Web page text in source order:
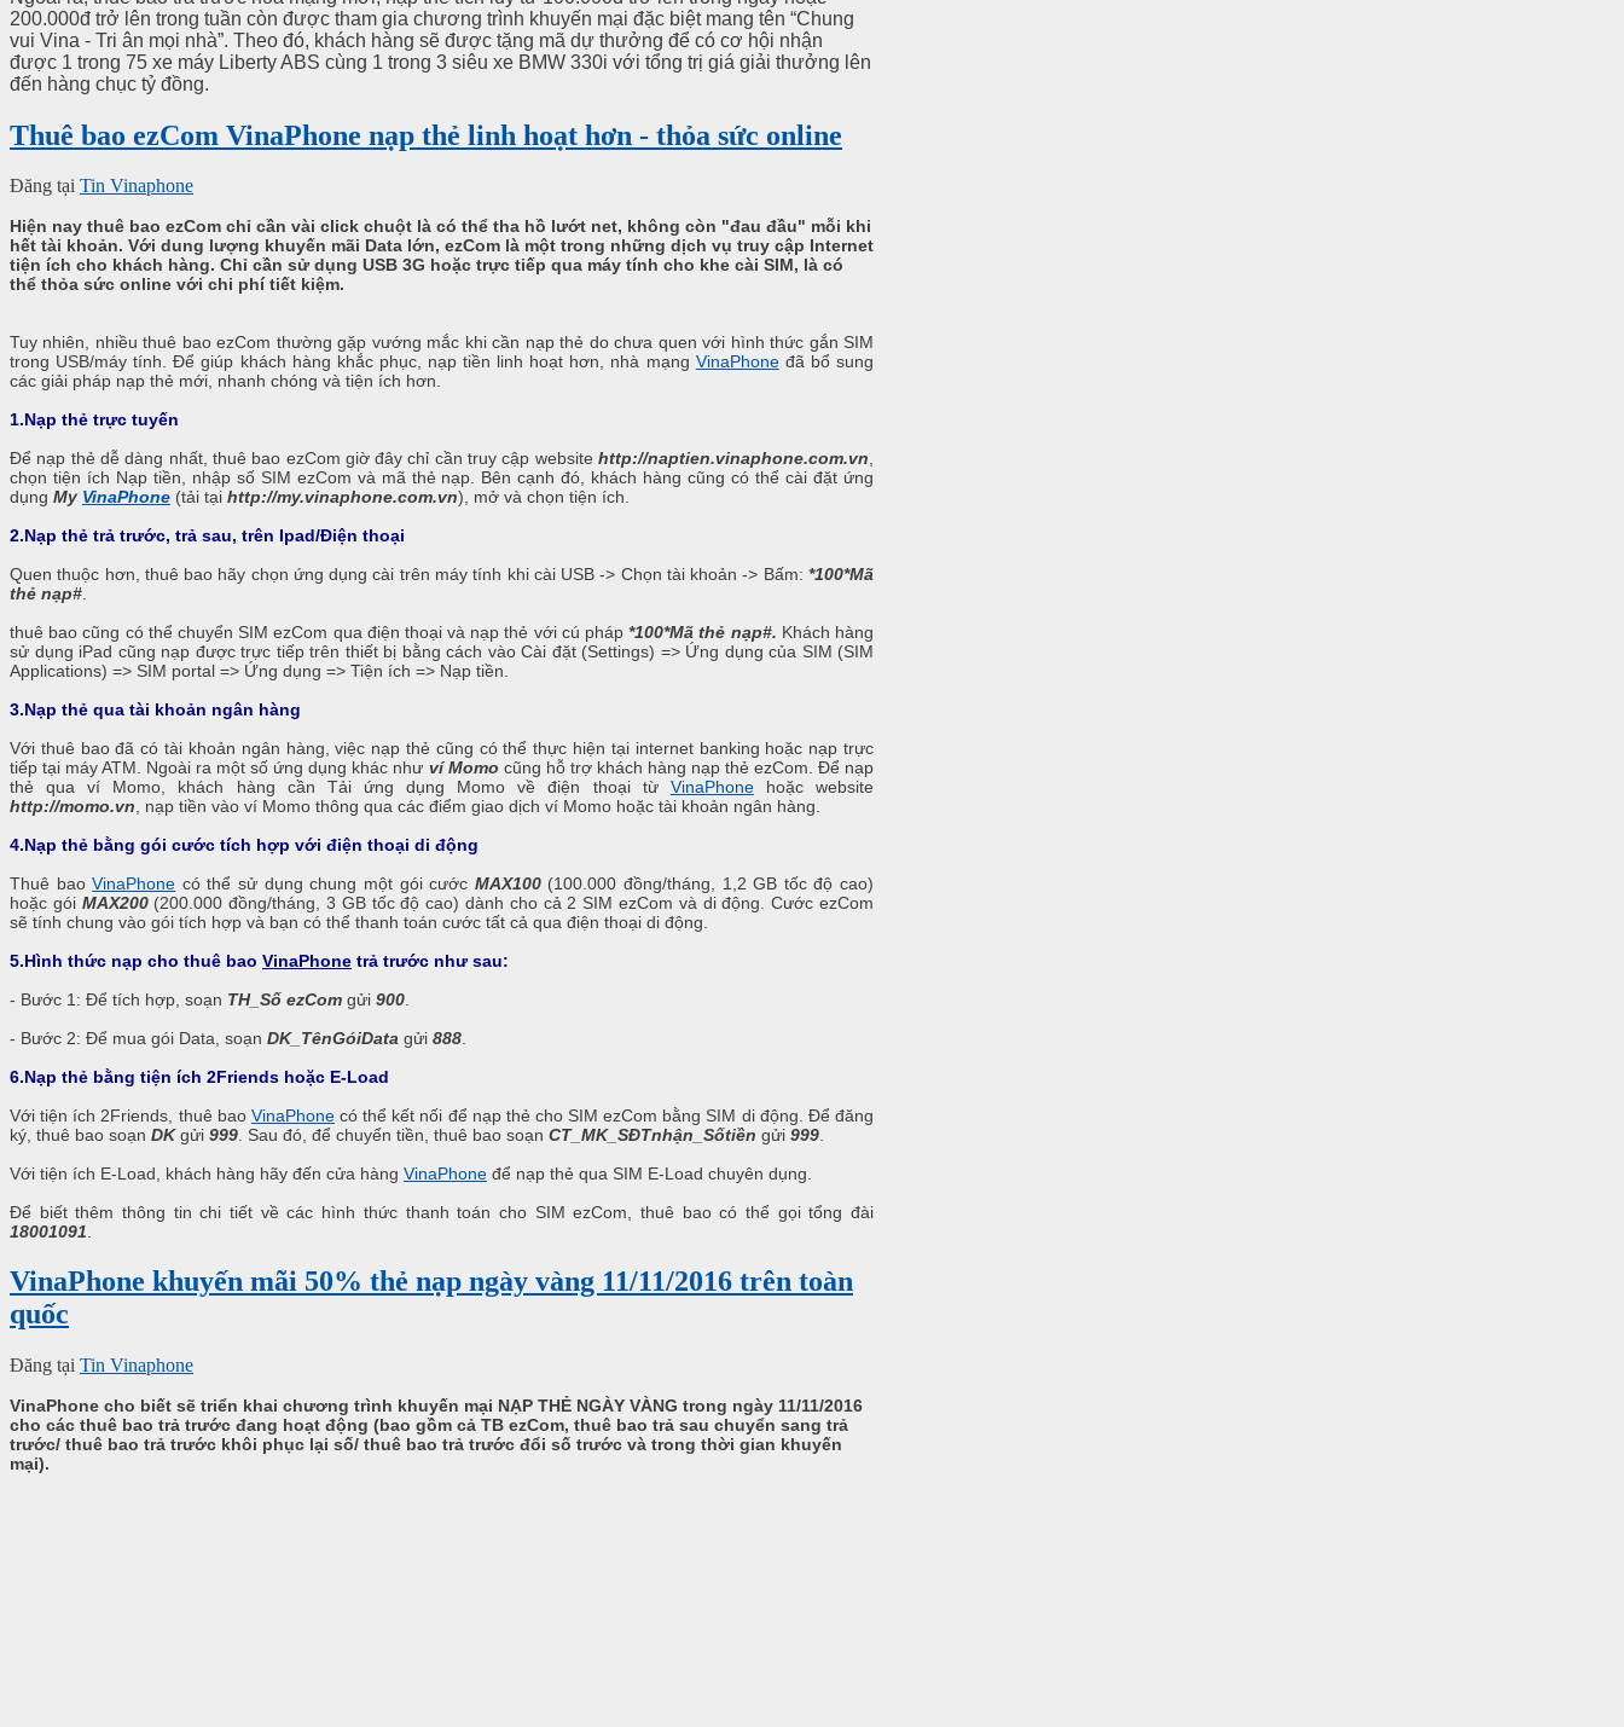
200.000đ trở lên trong tuần còn được tham gia chương trình khuyến mại đặc biệt mang tên “Chung
vui Vina - Tri ân mọi nhà”. Theo đó, khách hàng sẽ được tặng mã dự thưởng để có cơ hội nhận
được 1 trong 75 xe máy Liberty ABS cùng 1 trong 3 siêu xe BMW 330i với tổng trị giá giải thưởng lên
đến hàng chục tỷ đồng.
Thuê bao ezCom VinaPhone nạp thẻ linh hoạt hơn - thỏa sức online
Đăng tại Tin Vinaphone
Hiện nay thuê bao ezCom chỉ cần vài click chuột là có thể tha hồ lướt net, không còn "đau đầu" mỗi khi
hết tài khoản. Với dung lượng khuyến mãi Data lớn, ezCom là một trong những dịch vụ truy cập Internet
tiện ích cho khách hàng. Chỉ cần sử dụng USB 3G hoặc trực tiếp qua máy tính cho khe cài SIM, là có
thể thỏa sức online với chi phí tiết kiệm.
Tuy nhiên, nhiều thuê bao ezCom thường gặp vướng mắc khi cần nạp thẻ do chưa quen với hình thức gắn SIM
trong USB/máy tính. Để giúp khách hàng khắc phục, nạp tiền linh hoạt hơn, nhà mạng VinaPhoneđã bổ sung
các giải pháp nạp thẻ mới, nhanh chóng và tiện ích hơn.
1.Nạp thẻ trực tuyến
Để nạp thẻ dễ dàng nhất, thuê bao ezCom giờ đây chỉ cần truy cập website http://naptien.vinaphone.com.vn,
chọn tiện ích Nạp tiền, nhập số SIM ezCom và mã thẻ nạp. Bên cạnh đó, khách hàng cũng có thể cài đặt ứng
dụng My VinaPhone (tải tại http://my.vinaphone.com.vn), mở và chọn tiện ích.
2.Nạp thẻ trả trước, trả sau, trên Ipad/Điện thoại
Quen thuộc hơn, thuê bao hãy chọn ứng dụng cài trên máy tính khi cài USB -> Chọn tài khoản -> Bấm: *100*Mã
thẻ nạp#.
thuê bao cũng có thể chuyển SIM ezCom qua điện thoại và nạp thẻ với cú pháp*100*Mã thẻ nạp#. Khách hàng
sử dụng iPad cũng nạp được trực tiếp trên thiết bị bằng cách vào Cài đặt (Settings) => Ứng dụng của SIM (SIM
Applications) => SIM portal => Ứng dụng => Tiện ích => Nạp tiền.
3.Nạp thẻ qua tài khoản ngân hàng
Với thuê bao đã có tài khoản ngân hàng, việc nạp thẻ cũng có thể thực hiện tại internet banking hoặc nạp trực
tiếp tại máy ATM. Ngoài ra một số ứng dụng khác như ví Momo cũng hỗ trợ khách hàng nạp thẻ ezCom. Để nạp
thẻ qua ví Momo, khách hàng cần Tải ứng dụng Momo về điện thoại từ VinaPhonehoặc website
http://momo.vn, nạp tiền vào ví Momo thông qua các điểm giao dịch ví Momo hoặc tài khoản ngân hàng.
4.Nạp thẻ bằng gói cước tích hợp với điện thoại di động
Thuê baoVinaPhone có thể sử dụng chung một gói cước MAX100(100.000 đồng/tháng, 1,2 GB tốc độ cao)
hoặc gói MAX200(200.000 đồng/tháng, 3 GB tốc độ cao) dành cho cả 2 SIM ezCom và di động. Cước ezCom
sẽ tính chung vào gói tích hợp và bạn có thể thanh toán cước tất cả qua điện thoại di động.
5.Hình thức nạp cho thuê bao VinaPhone trả trước như sau:
- Bước 1: Để tích hợp, soạn TH_Số ezCom gửi 900.
- Bước 2: Để mua gói Data, soạn DK_TênGóiData gửi 888.
6.Nạp thẻ bằng tiện ích 2Friends hoặc E-Load
Với tiện ích 2Friends, thuê bao VinaPhonecó thể kết nối để nạp thẻ cho SIM ezCom bằng SIM di động. Để đăng
ký, thuê bao soạn DKgửi 999. Sau đó, để chuyển tiền, thuê bao soạn CT_MK_SĐTnhận_Sốtiền gửi 999.
Với tiện ích E-Load, khách hàng hãy đến cửa hàng VinaPhone để nạp thẻ qua SIM E-Load chuyên dụng.
Để biết thêm thông tin chi tiết về các hình thức thanh toán cho SIM ezCom, thuê bao có thể gọi tổng đài
18001091.
VinaPhone khuyến mãi 50% thẻ nạp ngày vàng 11/11/2016 trên toàn
quốc
Đăng tại Tin Vinaphone
VinaPhone cho biết sẽ triển khai chương trình khuyến mại NẠP THẺ NGÀY VÀNG trong ngày 11/11/2016
cho các thuê bao trả trước đang hoạt động (bao gồm cả TB ezCom, thuê bao trả sau chuyển sang trả
trước/ thuê bao trả trước khôi phục lại số/ thuê bao trả trước đổi số trước và trong thời gian khuyến
mại).